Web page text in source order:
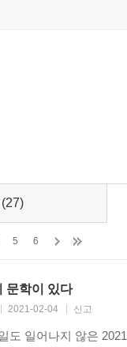
아래서 많은 시간을
실은 세대만 같을 뿐
유하고서도 불행을
었던 대학 시절을 되
은 삶에서 ‘다음’을
듯 응원의 말을 보탠
립니다. 여성들의
도 말이죠.“
에서
(27)
5 6
문학이 있다
2021-02-04 신고
도 일어나지 않은